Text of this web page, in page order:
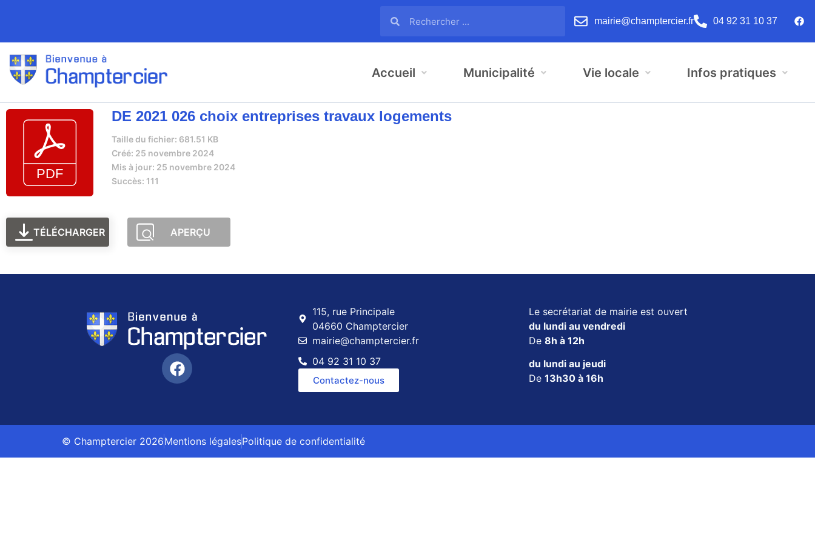
mairie@champtercier.fr 04 92 31 10 37
Accueil Municipalité Vie locale Infos pratiques
DE 2021 026 choix entreprises travaux logements
Taille du fichier: 681.51 KB
Créé: 25 novembre 2024
Mis à jour: 25 novembre 2024
Succès: 111
TÉLÉCHARGER APERÇU
115, rue Principale
04660 Champtercier
mairie@champtercier.fr
04 92 31 10 37
Contactez-nous
Le secrétariat de mairie est ouvert
du lundi au vendredi
De 8h à 12h
du lundi au jeudi
De 13h30 à 16h
© Champtercier 2026Mentions légalesPolitique de confidentialité